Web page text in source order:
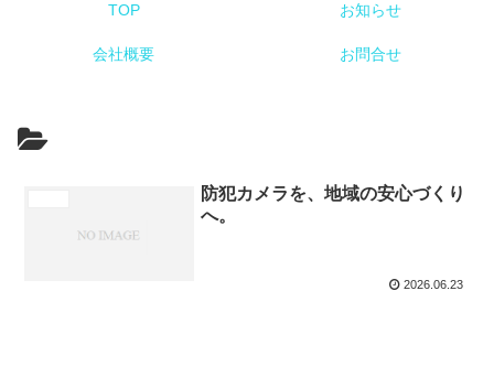
TOP お知らせ
会社概要 お問合せ
防犯カメラを、地域の安心づくり
へ。
2026.06.23